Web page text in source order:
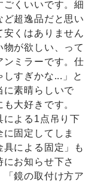
くいいです。細
超逸品だと思い
安くはありません
が欲しい、って
ンミラーです。仕
すぎかな...」と
に素晴らしいで
大好きです。
による1点吊り下
固定してしま
による固定」も
お知らせ下さ
鏡の取付け方ア